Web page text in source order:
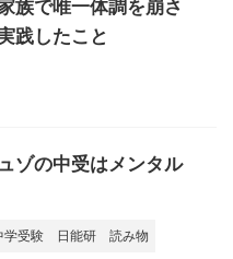
族で唯一体調を崩さ
践したこと
ゾの中受はメンタル
学受験 日能研 読み物